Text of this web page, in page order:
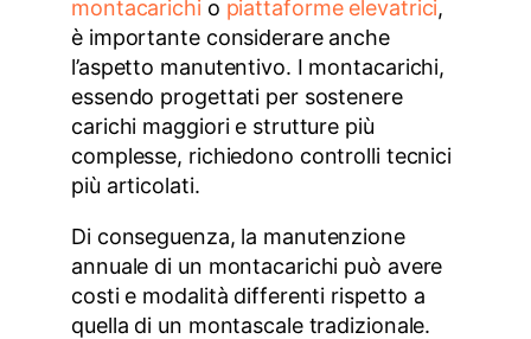
montacarichi o piattaforme elevatrici,
è importante considerare anche
l’aspetto manutentivo. I montacarichi,
essendo progettati per sostenere
carichi maggiori e strutture più
complesse, richiedono controlli tecnici
più articolati.
Di conseguenza, la manutenzione
annuale di un montacarichi può avere
costi e modalità differenti rispetto a
quella di un montascale tradizionale.